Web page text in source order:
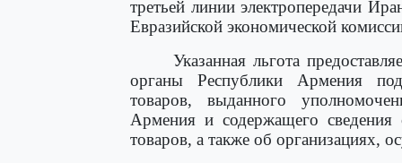
третьей линии электропередачи
Евразийской экономической
Указанная льгота
органы Республики Армения
товаров, выданного
Армения и содержащего сведения
товаров, а также об организациях,